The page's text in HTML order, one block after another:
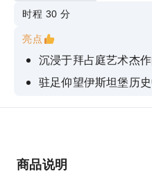
时程 30 分
亮点
沉浸于拜占庭艺术杰作
驻足仰望伊斯坦堡历
深入了解这座建筑融
商品说明